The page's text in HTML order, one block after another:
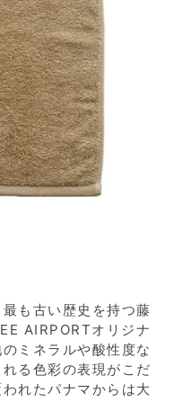
も古い歴史を持つ藤
AIRPORTオリジナ
ミネラルや酸性度な
る色彩の表現がこだ
れたパナマからは大